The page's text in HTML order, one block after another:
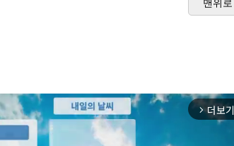
맨위로
arrow_forward_ios 더보기